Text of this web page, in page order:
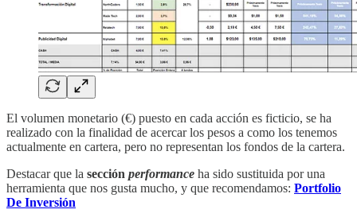
El volumen monetario (€) puesto en cada acción es ficticio, se ha
realizado con la finalidad de acercar los pesos a como los tenemos
actualmente en cartera, pero no representan los fondos de la cartera.
Destacar que la sección performance ha sido sustituida por una
herramienta que nos gusta mucho, y que recomendamos: Portfolio
De Inversión